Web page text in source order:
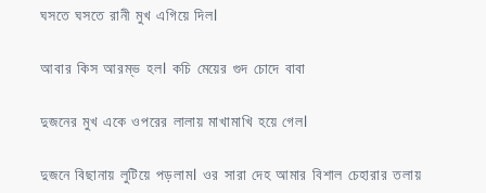
ঘসতে ঘসতে রানী মুখ এগিয়ে দিল।
আবার কিস আরম্ভ হল। কচি মেয়ের গুদ চোদে বাবা
দুজনের মুখ একে ওপরের লালায় মাখামাখি হয়ে গেল।
দুজনে বিছানায় লুটিয়ে পড়লাম। ওর সারা দেহ আমার বিশাল চেহারার তলায়